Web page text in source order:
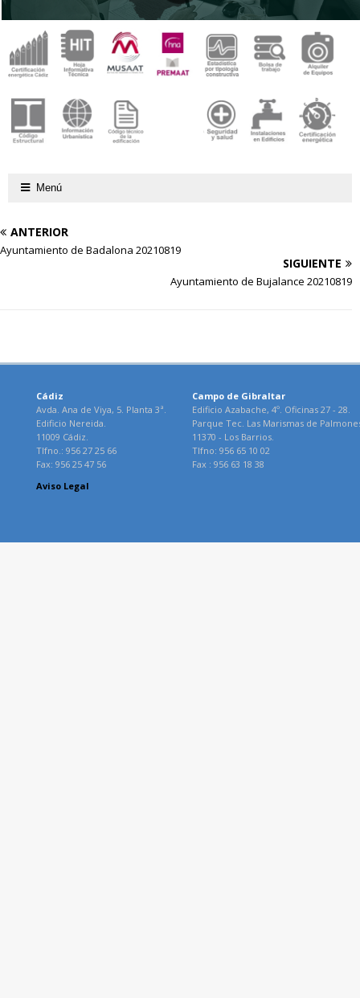
Menú
ANTERIOR
Ayuntamiento de Badalona 20210819
SIGUIENTE
Ayuntamiento de Bujalance 20210819
Cádiz
Avda. Ana de Viya, 5. Planta 3ª.
Edificio Nereida.
11009 Cádiz.
Tlfno.: 956 27 25 66
Fax: 956 25 47 56
Campo de Gibraltar
Edificio Azabache, 4º. Oficinas 27 - 28.
Parque Tec. Las Marismas de
11370 - Los Barrios.
Tlfno: 956 65 10 02
Fax : 956 63 18 38
Aviso Legal